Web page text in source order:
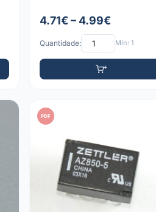
4.71€ – 4.99€
Quantidade: Mín: 1
PDF